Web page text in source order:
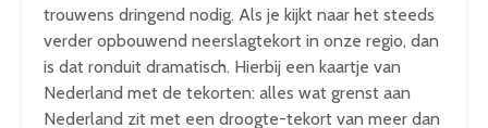
trouwens dringend nodig. Als je kijkt naar het steeds
verder opbouwend neerslagtekort in onze regio, dan
is dat ronduit dramatisch. Hierbij een kaartje van
Nederland met de tekorten: alles wat grenst aan
Nederland zit met een droogte-tekort van meer dan